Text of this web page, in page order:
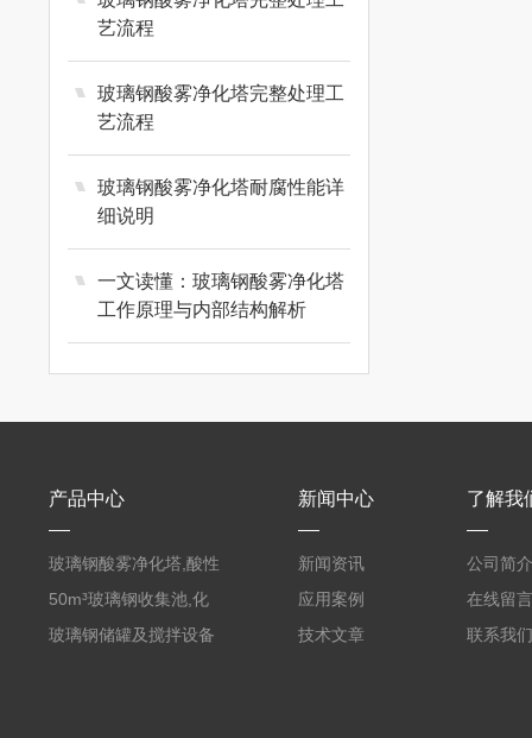
艺流程
玻璃钢酸雾净化塔完整处理工
艺流程
玻璃钢酸雾净化塔耐腐性能详
细说明
一文读懂：玻璃钢酸雾净化塔
工作原理与内部结构解析
产品中心
玻璃钢酸雾净化塔,酸性
废气洗涤塔处理工艺
50m³玻璃钢收集池,化
粪罐
玻璃钢储罐及搅拌设备
新闻中心
新闻资讯
应用案例
技术文章
了解我
公司简介
在线留言
联系我们